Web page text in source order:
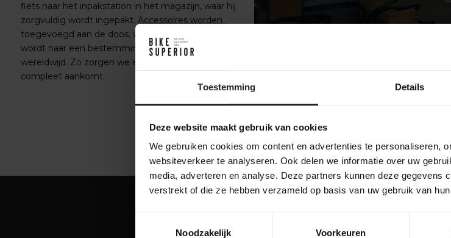
Toestemming Details
Deze website maakt gebruik van cookies
We gebruiken cookies om content en advertenties te personaliseren,
websiteverkeer te analyseren. Ook delen we informatie over uw
media, adverteren en analyse. Deze partners kunnen deze gegevens
verstrekt of die ze hebben verzameld op basis van uw gebruik van
Noodzakelijk
Voorkeuren
fiets naar het inpakstation in het magazijn, waar hij
zorgvuldig wordt ingepakt. Accessoires worden
toegevoegd aan de doos, waarna de fiets verzonden
wordt naar een bestemming in Nederland of
wereldwijd. Zo zorgen we ervoor dat je fiets veilig en
compleet aankomt.